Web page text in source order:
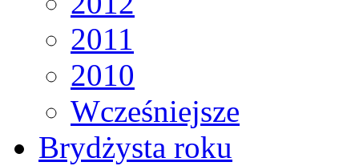
2011
2010
Wcześniejsze
Brydżysta roku